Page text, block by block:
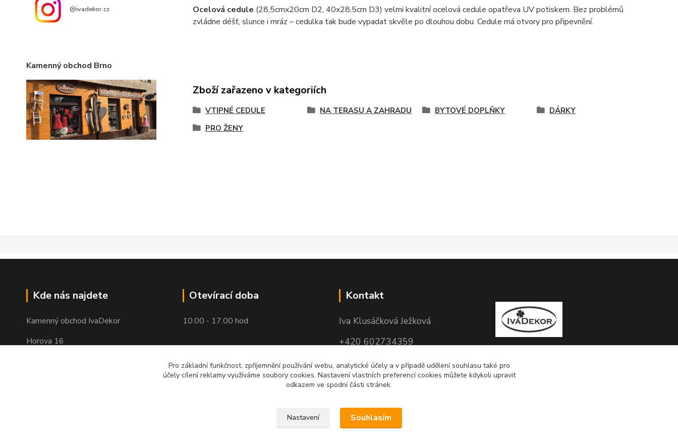
@ivadekor.cz
Kamenný obchod Brno
Ocelová cedule (28,5cmx20cm D2, 40x28,5cm D3) velmi kvalitní ocelová cedule opatřeva UV potiskem. Bez problémů
zvládne déšť, slunce i mráz – cedulka tak bude vypadat skvěle po dlouhou dobu. Cedule má otvory pro připevnění.
Zboží zařazeno v kategoriích
VTIPNÉ CEDULE NA TERASU A ZAHRADU BYTOVÉ DOPLŇKY
DÁRKY
PRO ŽENY
Kde nás najdete
Kamenný obchod IvaDekor
Horova 16
Otevírací doba
10.00 - 17.00 hod
Kontakt
Iva Klusáčková Ježková
+420 602734359
(po-pá 10.00-17.00hod)
iva@ivadekor.cz
Pro základní funkčnost, zpříjemnění používání webu, analytické účely a v případě udělení souhlasu také pro
účely cílení reklamy využíváme soubory cookies. Nastavení vlastních preferencí cookies můžete kdykoli upravit
odkazem ve spodní části stránek.
Nastavení Souhlasím